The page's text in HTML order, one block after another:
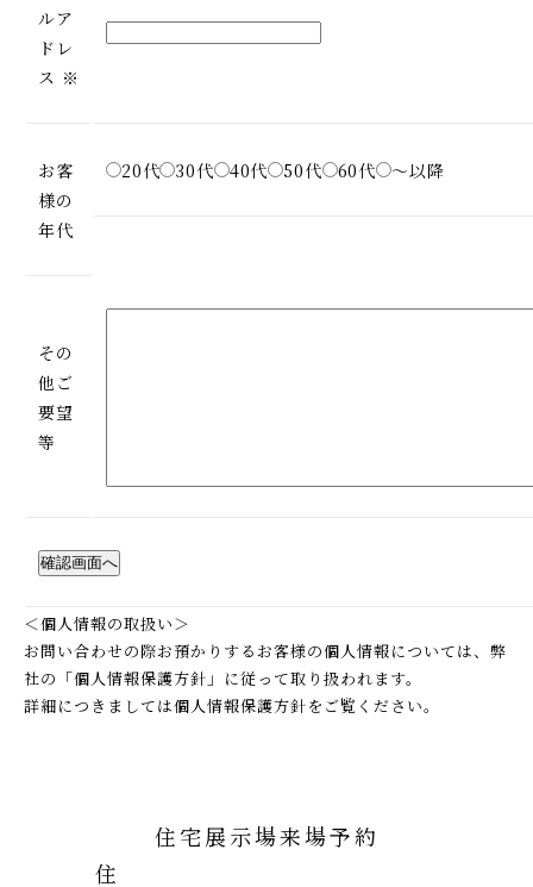
ルア
ドレ
ス ※
お客
様の
年代
20代 30代 40代 50代 60代 ～以降
その
他ご
要望
等
確認画面へ
＜個人情報の取扱い＞
お問い合わせの際お預かりするお客様の個人情報については、弊
社の「個人情報保護方針」に従って取り扱われます。
詳細につきましては個人情報保護方針をご覧ください。
住宅展示場来場予約